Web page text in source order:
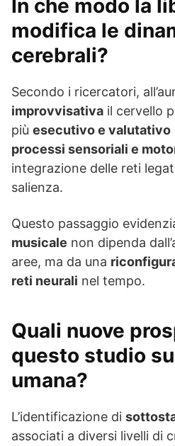
In che modo la
modifica le
cerebrali?
Secondo i ricercatori,
improvvisativa il cervello
più esecutivo e valutativo
processi sensoriali e
integrazione delle reti
salienza.
Questo passaggio
musicale non dipenda
aree, ma da una
reti neurali nel tempo.
Quali nuove
questo studio
umana?
L’identificazione di
associati a diversi livelli di